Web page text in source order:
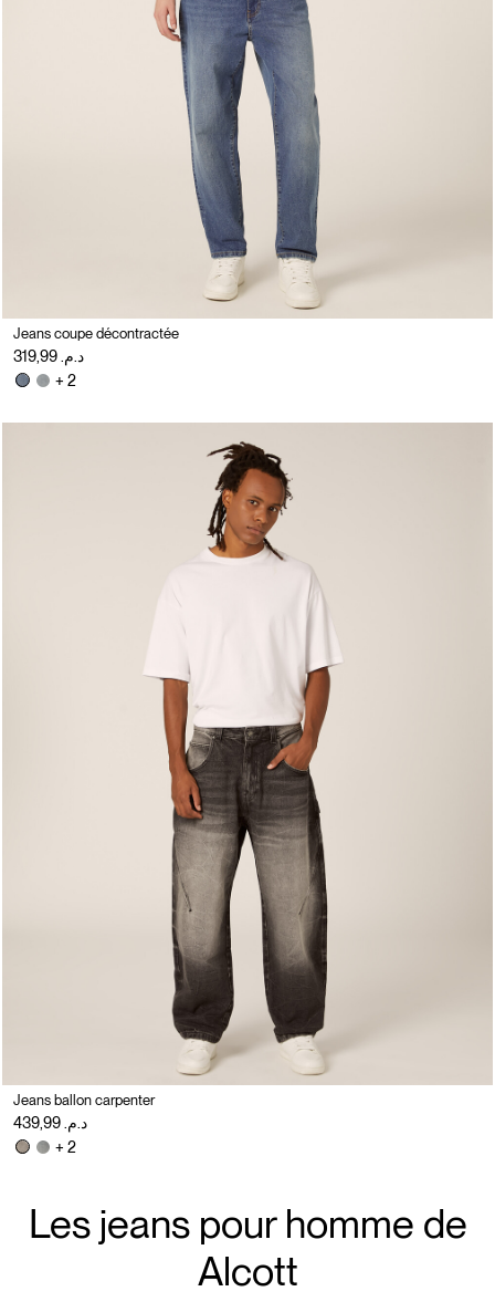
Jeans coupe décontractée
د.م. 319,99
+ 2
Jeans ballon carpenter
د.م. 439,99
+ 2
Les jeans pour homme de
Alcott